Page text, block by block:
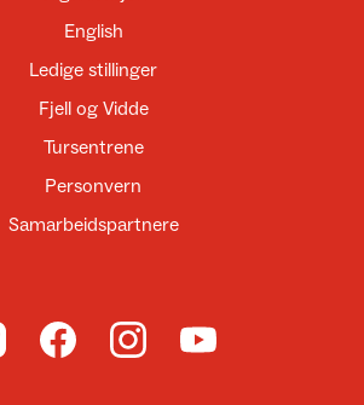
English
Ledige stillinger
Fjell og Vidde
Tursentrene
Personvern
Samarbeidspartnere
Til DNT på Facebook
Til DNT på Instagram
Til DNT på YouTube